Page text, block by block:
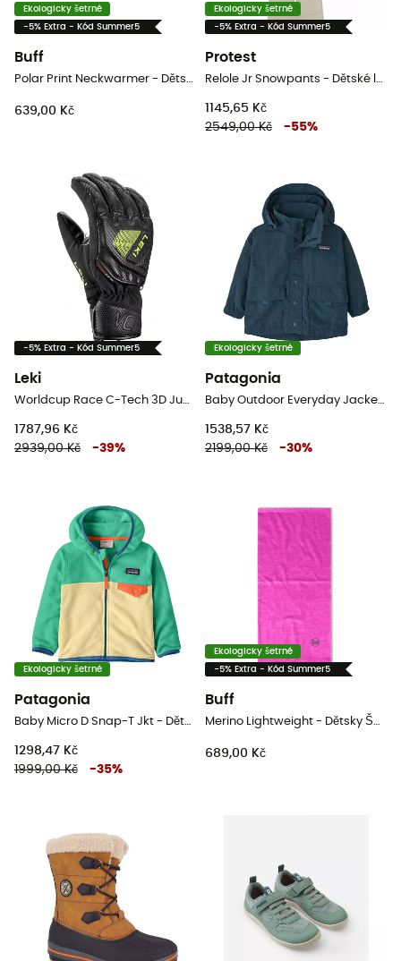
Ekologicky šetrné
-5% Extra - Kód Summer5
Buff
Polar Print Neckwarmer - Dětsky šátek
639,00 Kč
Ekologicky šetrné
-5% Extra - Kód Summer5
Protest
Relole Jr Snowpants - Dětské lyžařské kalhoty
1145,65 Kč
2549,00 Kč
-55%
-5% Extra - Kód Summer5
Leki
Worldcup Race C-Tech 3D Junior - Dětské lyžařské rukavice
1787,96 Kč
2939,00 Kč
-39%
Ekologicky šetrné
Patagonia
Baby Outdoor Everyday Jacket - Dětská nepromokavá bunda
1538,57 Kč
2199,00 Kč
-30%
Ekologicky šetrné
Patagonia
Baby Micro D Snap-T Jkt - Dětská Fleesová mikina
1298,47 Kč
1999,00 Kč
-35%
Ekologicky šetrné
-5% Extra - Kód Summer5
Buff
Merino Lightweight - Dětsky Šátek
689,00 Kč